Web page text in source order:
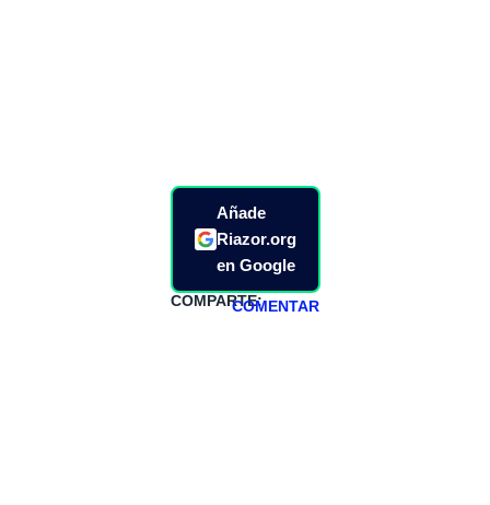
Añade
Riazor.org
en Google
COMPARTE:COMENTAR